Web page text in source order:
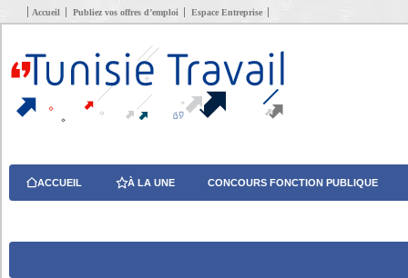
Accueil Publiez vos offres d’emploi Espace Entreprise
ACCUEIL À LA UNE CONCOURS FONCTION PUBLIQUE